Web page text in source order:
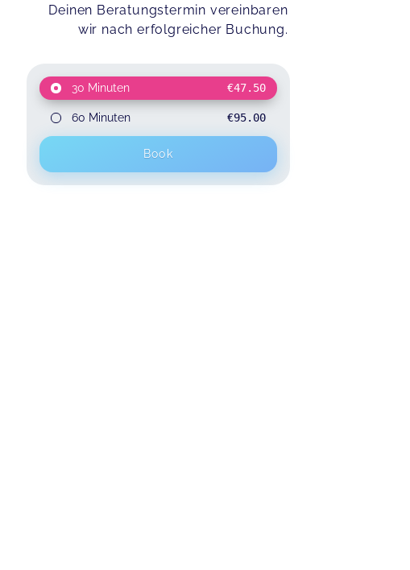
Deinen Beratungstermin vereinbaren
wir nach erfolgreicher Buchung.
30 Minuten €47.50
60 Minuten €95.00
Book